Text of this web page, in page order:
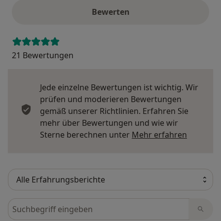
Bewerten
21 Bewertungen
Jede einzelne Bewertungen ist wichtig. Wir
prüfen und moderieren Bewertungen
gemäß unserer Richtlinien. Erfahren Sie
mehr über Bewertungen und wie wir
Sterne berechnen unter Mehr erfahren
Bewertungen durchsuchen